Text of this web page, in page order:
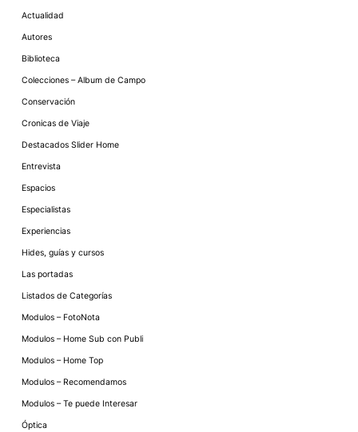
Actualidad
Autores
Biblioteca
Colecciones – Album de Campo
Conservación
Cronicas de Viaje
Destacados Slider Home
Entrevista
Espacios
Especialistas
Experiencias
Hides, guías y cursos
Las portadas
Listados de Categorías
Modulos – FotoNota
Modulos – Home Sub con Publi
Modulos – Home Top
Modulos – Recomendamos
Modulos – Te puede Interesar
Óptica